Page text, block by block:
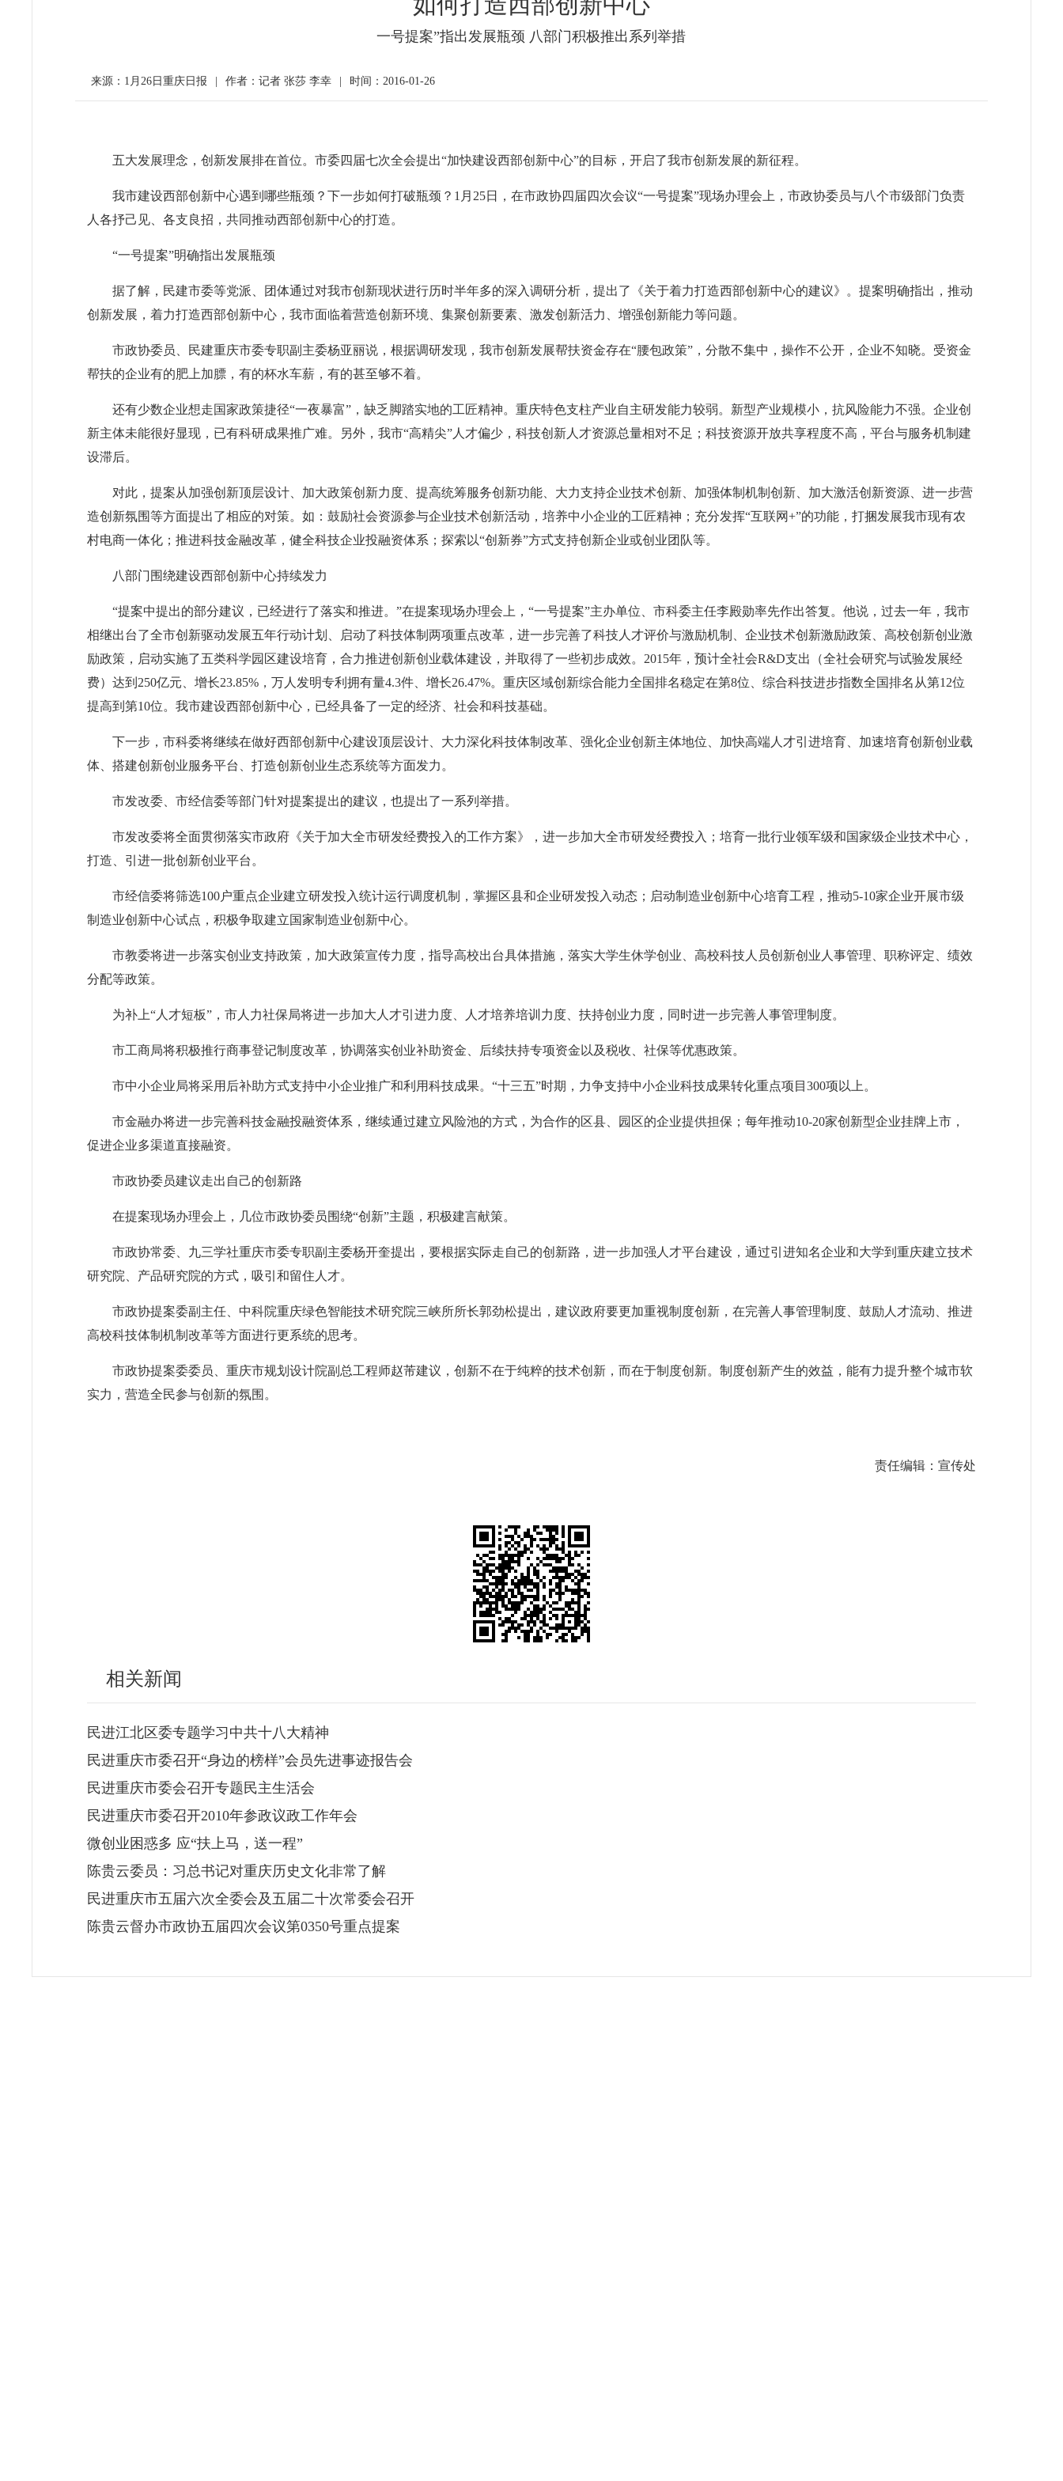
一号提案”指出发展瓶颈 八部门积极推出系列举措
来源：1月26日重庆日报 作者：记者 张莎 李幸 时间：2016-01-26
五大发展理念，创新发展排在首位。市委四届七次全会提出“加快建设西部创新中心”的目标，开启了我市创新发展的新征程。
我市建设西部创新中心遇到哪些瓶颈？下一步如何打破瓶颈？1月25日，在市政协四届四次会议“一号提案”现场办理会上，市政协委员与八个市级部门负责
人各抒己见、各支良招，共同推动西部创新中心的打造。
“一号提案”明确指出发展瓶颈
据了解，民建市委等党派、团体通过对我市创新现状进行历时半年多的深入调研分析，提出了《关于着力打造西部创新中心的建议》。提案明确指出，推动
创新发展，着力打造西部创新中心，我市面临着营造创新环境、集聚创新要素、激发创新活力、增强创新能力等问题。
市政协委员、民建重庆市委专职副主委杨亚丽说，根据调研发现，我市创新发展帮扶资金存在“腰包政策”，分散不集中，操作不公开，企业不知晓。受资金
帮扶的企业有的肥上加膘，有的杯水车薪，有的甚至够不着。
还有少数企业想走国家政策捷径“一夜暴富”，缺乏脚踏实地的工匠精神。重庆特色支柱产业自主研发能力较弱。新型产业规模小，抗风险能力不强。企业创
新主体未能很好显现，已有科研成果推广难。另外，我市“高精尖”人才偏少，科技创新人才资源总量相对不足；科技资源开放共享程度不高，平台与服务机制建
设滞后。
对此，提案从加强创新顶层设计、加大政策创新力度、提高统筹服务创新功能、大力支持企业技术创新、加强体制机制创新、加大激活创新资源、进一步营
造创新氛围等方面提出了相应的对策。如：鼓励社会资源参与企业技术创新活动，培养中小企业的工匠精神；充分发挥“互联网+”的功能，打捆发展我市现有农
村电商一体化；推进科技金融改革，健全科技企业投融资体系；探索以“创新券”方式支持创新企业或创业团队等。
八部门围绕建设西部创新中心持续发力
“提案中提出的部分建议，已经进行了落实和推进。”在提案现场办理会上，“一号提案”主办单位、市科委主任李殿勋率先作出答复。他说，过去一年，我市
相继出台了全市创新驱动发展五年行动计划、启动了科技体制两项重点改革，进一步完善了科技人才评价与激励机制、企业技术创新激励政策、高校创新创业激
励政策，启动实施了五类科学园区建设培育，合力推进创新创业载体建设，并取得了一些初步成效。2015年，预计全社会R&D支出（全社会研究与试验发展经
费）达到250亿元、增长23.85%，万人发明专利拥有量4.3件、增长26.47%。重庆区域创新综合能力全国排名稳定在第8位、综合科技进步指数全国排名从第12位
提高到第10位。我市建设西部创新中心，已经具备了一定的经济、社会和科技基础。
下一步，市科委将继续在做好西部创新中心建设顶层设计、大力深化科技体制改革、强化企业创新主体地位、加快高端人才引进培育、加速培育创新创业载
体、搭建创新创业服务平台、打造创新创业生态系统等方面发力。
市发改委、市经信委等部门针对提案提出的建议，也提出了一系列举措。
市发改委将全面贯彻落实市政府《关于加大全市研发经费投入的工作方案》，进一步加大全市研发经费投入；培育一批行业领军级和国家级企业技术中心，
打造、引进一批创新创业平台。
市经信委将筛选100户重点企业建立研发投入统计运行调度机制，掌握区县和企业研发投入动态；启动制造业创新中心培育工程，推动5-10家企业开展市级
制造业创新中心试点，积极争取建立国家制造业创新中心。
市教委将进一步落实创业支持政策，加大政策宣传力度，指导高校出台具体措施，落实大学生休学创业、高校科技人员创新创业人事管理、职称评定、绩效
分配等政策。
为补上“人才短板”，市人力社保局将进一步加大人才引进力度、人才培养培训力度、扶持创业力度，同时进一步完善人事管理制度。
市工商局将积极推行商事登记制度改革，协调落实创业补助资金、后续扶持专项资金以及税收、社保等优惠政策。
市中小企业局将采用后补助方式支持中小企业推广和利用科技成果。“十三五”时期，力争支持中小企业科技成果转化重点项目300项以上。
市金融办将进一步完善科技金融投融资体系，继续通过建立风险池的方式，为合作的区县、园区的企业提供担保；每年推动10-20家创新型企业挂牌上市，
促进企业多渠道直接融资。
市政协委员建议走出自己的创新路
在提案现场办理会上，几位市政协委员围绕“创新”主题，积极建言献策。
市政协常委、九三学社重庆市委专职副主委杨开奎提出，要根据实际走自己的创新路，进一步加强人才平台建设，通过引进知名企业和大学到重庆建立技术
研究院、产品研究院的方式，吸引和留住人才。
市政协提案委副主任、中科院重庆绿色智能技术研究院三峡所所长郭劲松提出，建议政府要更加重视制度创新，在完善人事管理制度、鼓励人才流动、推进
高校科技体制机制改革等方面进行更系统的思考。
市政协提案委委员、重庆市规划设计院副总工程师赵芾建议，创新不在于纯粹的技术创新，而在于制度创新。制度创新产生的效益，能有力提升整个城市软
实力，营造全民参与创新的氛围。
责任编辑：宣传处
相关新闻
民进江北区委专题学习中共十八大精神
民进重庆市委召开“身边的榜样”会员先进事迹报告会
民进重庆市委会召开专题民主生活会
民进重庆市委召开2010年参政议政工作年会
微创业困惑多 应“扶上马，送一程”
陈贵云委员：习总书记对重庆历史文化非常了解
民进重庆市五届六次全委会及五届二十次常委会召开
陈贵云督办市政协五届四次会议第0350号重点提案